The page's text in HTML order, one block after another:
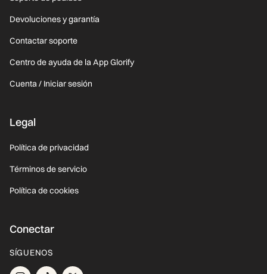
Devoluciones y garantía
Contactar soporte
Centro de ayuda de la App Glorify
Cuenta / Iniciar sesión
Legal
Política de privacidad
Términos de servicio
Política de cookies
Conectar
SÍGUENOS